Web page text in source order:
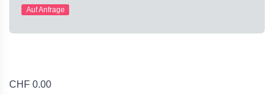
Auf Anfrage
CHF 0.00